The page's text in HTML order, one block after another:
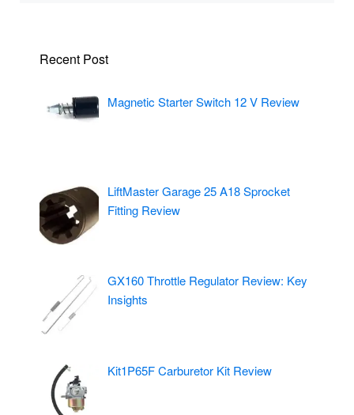
Recent Post
Magnetic Starter Switch 12 V Review
LiftMaster Garage 25 A18 Sprocket
Fitting Review
GX160 Throttle Regulator Review: Key
Insights
Kit1P65F Carburetor Kit Review